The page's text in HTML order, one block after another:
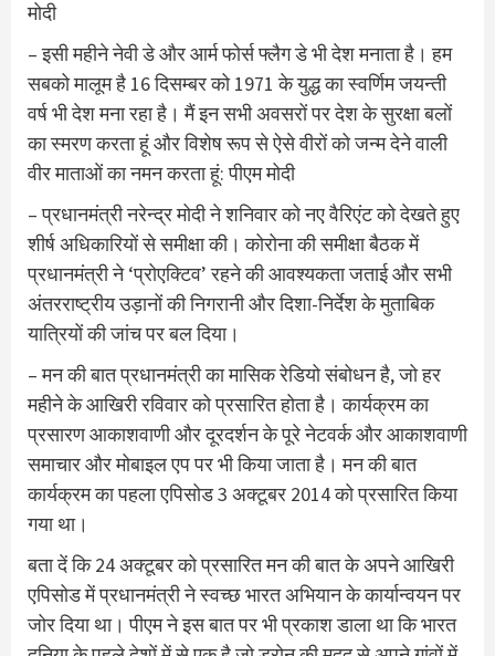
मोदी
– इसी महीने नेवी डे और आर्म फोर्स फ्लैग डे भी देश मनाता है। हम
सबको मालूम है 16 दिसम्बर को 1971 के युद्ध का स्वर्णिम जयन्ती
वर्ष भी देश मना रहा है। मैं इन सभी अवसरों पर देश के सुरक्षा बलों
का स्मरण करता हूं और विशेष रूप से ऐसे वीरों को जन्म देने वाली
वीर माताओं का नमन करता हूं: पीएम मोदी
– प्रधानमंत्री नरेन्द्र मोदी ने शनिवार को नए वैरिएंट को देखते हुए
शीर्ष अधिकारियों से समीक्षा की। कोरोना की समीक्षा बैठक में
प्रधानमंत्री ने ‘प्रोएक्टिव’ रहने की आवश्यकता जताई और सभी
अंतरराष्ट्रीय उड़ानों की निगरानी और दिशा-निर्देश के मुताबिक
यात्रियों की जांच पर बल दिया।
– मन की बात प्रधानमंत्री का मासिक रेडियो संबोधन है, जो हर
महीने के आखिरी रविवार को प्रसारित होता है। कार्यक्रम का
प्रसारण आकाशवाणी और दूरदर्शन के पूरे नेटवर्क और आकाशवाणी
समाचार और मोबाइल एप पर भी किया जाता है। मन की बात
कार्यक्रम का पहला एपिसोड 3 अक्टूबर 2014 को प्रसारित किया
गया था।
बता दें कि 24 अक्टूबर को प्रसारित मन की बात के अपने आखिरी
एपिसोड में प्रधानमंत्री ने स्वच्छ भारत अभियान के कार्यान्वयन पर
जोर दिया था। पीएम ने इस बात पर भी प्रकाश डाला था कि भारत